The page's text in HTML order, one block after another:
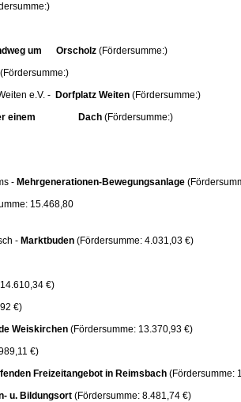
um Orscholz (Fördersumme:)
(Fördersumme:)
e.V. - Dorfplatz Weiten (Fördersumme:)
einem Dach (Fördersumme:)
- Mehrgenerationen-Bewegungsanlage
15.468,80
- Marktbuden (Fördersumme: 4.031,03 €)
€)
€)
Weiskirchen (Fördersumme: 13.370,93 €)
€)
Freizeitangebot in Reimsbach (Fördersumme:
u. Bildungsort (Fördersumme: 8.481,74 €)